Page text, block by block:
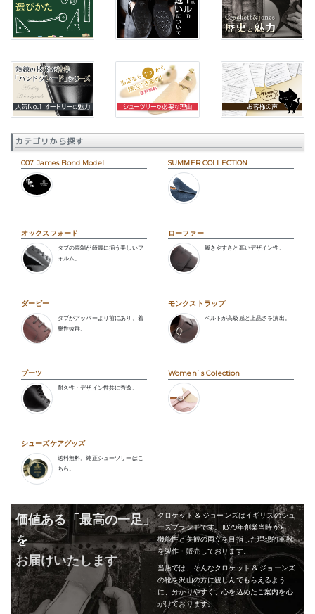
カテゴリから探す
007 James Bond Model SUMMER COLLECTION
オックスフォード
タブの両端が綺麗に揃う美しいフ
ォルム。
ローファー
履きやすさと高いデザイン性。
ダービー
タブがアッパーより前にあり、着
脱性抜群。
モンクストラップ
ベルトが高級感と上品さを演出。
ブーツ
耐久性・デザイン性共に秀逸。
Women`s Colection
シューズケアグッズ
送料無料。純正シューツリーはこ
ちら。
価値ある「最高の一足」
を
お届けいたします
クロケット & ジョーンズはイギリスのシュ
ーズブランドです。1879年創業当時から、
機能性と美観の両立を目指した理想的革靴
を製作・販売しております。
当店では、そんなクロケット & ジョーンズ
の靴を沢山の方に親しんでもらえるよう
に、分かりやすく、心を込めたご案内を心
がけております。